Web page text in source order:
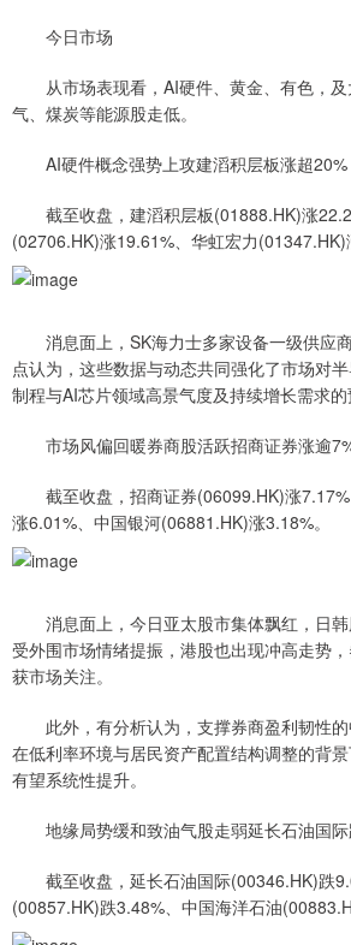
今日市场
从市场表现看，AI硬件、黄金、有色，及
气、煤炭等能源股走低。
AI硬件概念强势上攻建滔积层板涨超20%
截至收盘，建滔积层板(01888.HK)涨
(02706.HK)涨19.61%、华虹宏力(01347.HK)
消息面上，SK海力士多家设备一级供应
点认为，这些数据与动态共同强化了市场对
制程与AI芯片领域高景气度及持续增长需求的
市场风偏回暖券商股活跃招商证券涨逾
截至收盘，招商证券(06099.HK)涨7.17%
涨6.01%、中国银河(06881.HK)涨3.18%。
消息面上，今日亚太股市集体飘红，日韩
受外围市场情绪提振，港股也出现冲高走势
获市场关注。
此外，有分析认为，支撑券商盈利韧性的
在低利率环境与居民资产配置结构调整的背
有望系统性提升。
地缘局势缓和致油气股走弱延长石油国际
截至收盘，延长石油国际(00346.HK)跌
(00857.HK)跌3.48%、中国海洋石油